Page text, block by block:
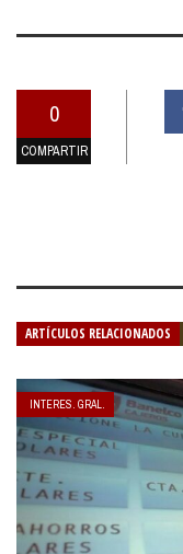
0
COMPARTIR
ARTÍCULOS RELACIONADOS
INTERES. GRAL.